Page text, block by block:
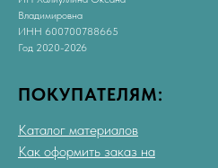
Владимировна
ИНН 600700788665
Год 2020-2026
ПОКУПАТЕЛЯМ:
Каталог материалов
Как оформить заказ на